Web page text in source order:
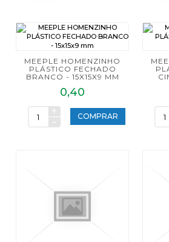
MEEPLE HOMENZINHO
PLÁSTICO FECHADO
BRANCO - 15X15X9 MM
0,40
+
-
COMPRAR